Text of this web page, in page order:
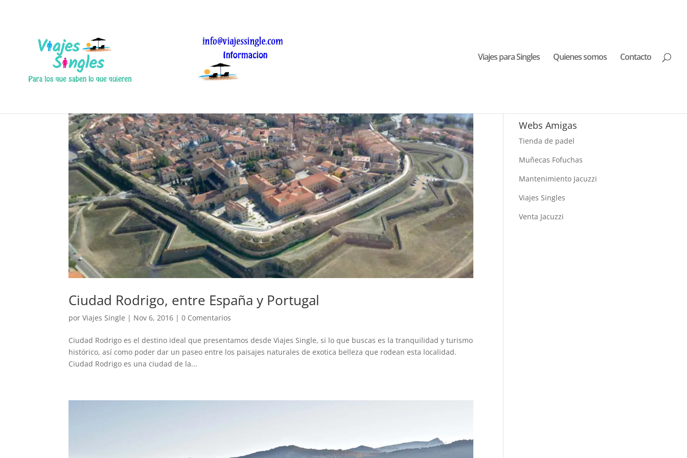
Viajes para Singles Quienes somos Contacto
Ciudad Rodrigo, entre España y Portugal
porViajes Single | Nov 6, 2016 |0 Comentarios
Ciudad Rodrigo es el destino ideal que presentamos desde Viajes Single, si lo que buscas es la tranquilidad y turismo
histórico, así como poder dar un paseo entre los paisajes naturales de exotica belleza que rodean esta localidad.
Ciudad Rodrigo es una ciudad de la...
Webs Amigas
Tienda de padel
Muñecas Fofuchas
Mantenimiento Jacuzzi
Viajes Singles
Venta Jacuzzi